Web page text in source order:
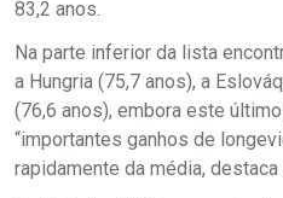
83,2 anos.
Na parte inferior da lista
a Hungria (75,7 anos), a
(76,6 anos), embora este
“importantes ganhos de
rapidamente da média, destaca